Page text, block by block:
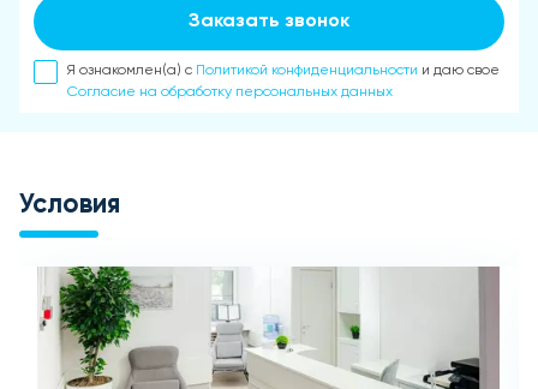
Заказать звонок
Я ознакомлен(а) с Политикой конфиденциальности и даю свое
Согласие на обработку персональных данных
Условия